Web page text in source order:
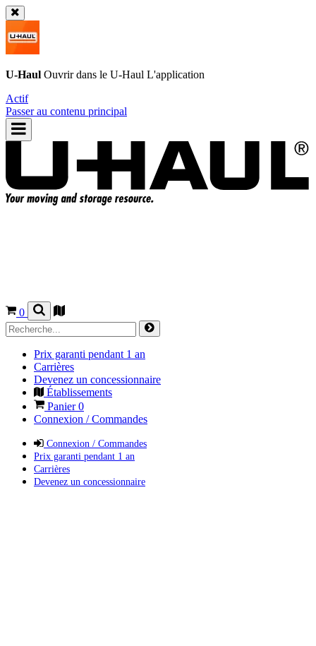
U-Haul Ouvrir dans le U-Haul L'application
Actif
Passer au contenu principal
0
Prix garanti pendant 1 an
Carrières
Devenez un concessionnaire
Établissements
Panier0
Connexion / Commandes
Connexion / Commandes
Prix garanti pendant 1 an
Carrières
Devenez un concessionnaire